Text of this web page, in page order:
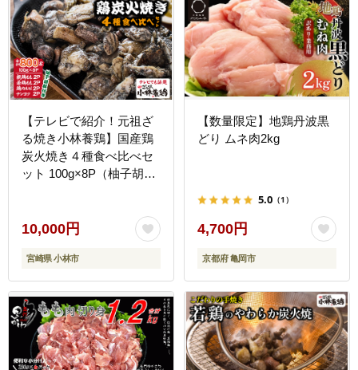
【テレビで紹介！元祖ざ
る焼き小林養鶏】国産鶏
炭火焼き４種食べ比べセ
ット 100g×8P（柚子胡椒
調理済 冷凍 宮崎 小林
10,000円
宮崎県 小林市
【数量限定】地鶏丹波黒
どり ムネ肉2kg
5.0 （1）
4,700円
京都府 亀岡市